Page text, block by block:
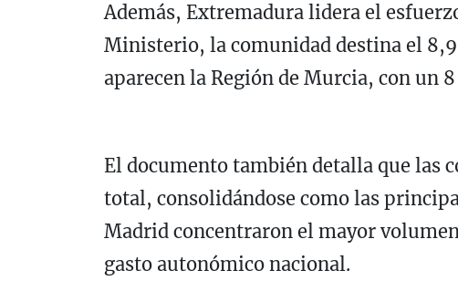
Además, Extremadura lidera el
Ministerio, la comunidad destina el 8,9
aparecen la Región de Murcia, con un
El documento también detalla que las
total, consolidándose como las
Madrid concentraron el mayor
gasto autonómico nacional.